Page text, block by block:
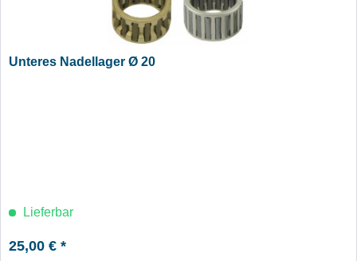
Unteres Nadellager Ø 20
Lieferbar
25,00 € *